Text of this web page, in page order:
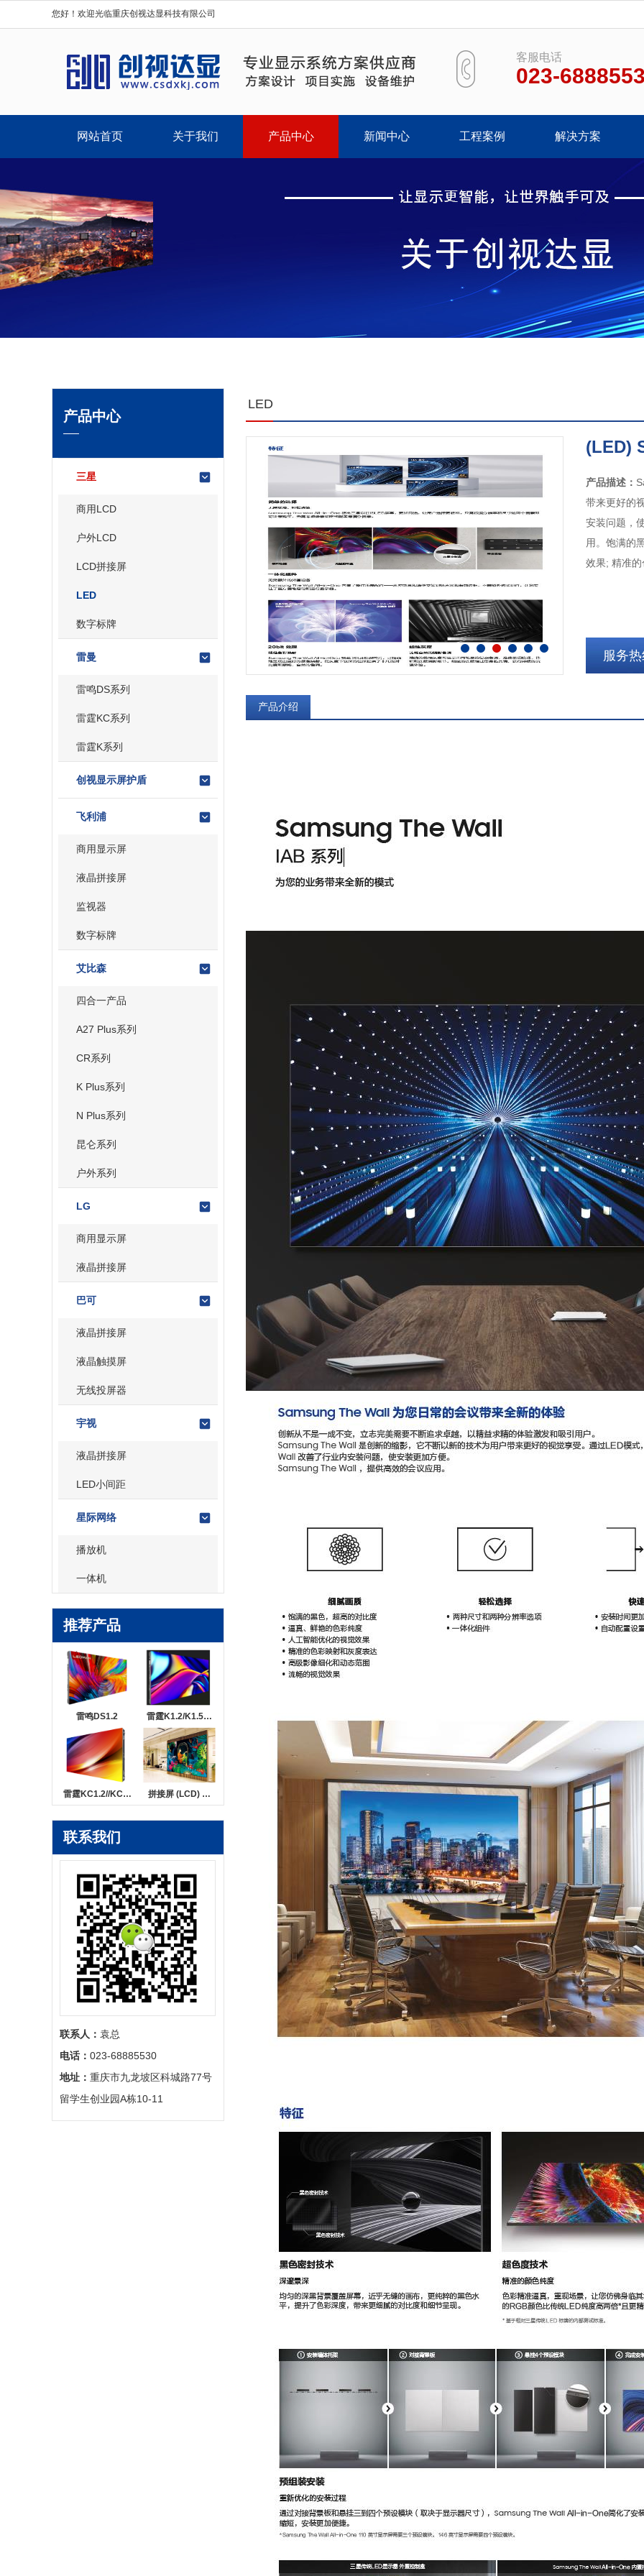
您好！欢迎光临重庆创视达显科技有限公司
客服电话
023-
网站首页 关于我们 产品中心 新闻中心 工程案例 解决方案
产品中心
三星
商用LCD
户外LCD
LCD拼接屏
LED
数字标牌
雷曼
雷鸣DS系列
雷霆KC系列
雷霆K系列
创视显示屏护盾
飞利浦
商用显示屏
液晶拼接屏
监视器
数字标牌
艾比森
四合一产品
A27 Plus系列
CR系列
K Plus系列
N Plus系列
昆仑系列
户外系列
LG
商用显示屏
液晶拼接屏
巴可
液晶拼接屏
液晶触摸屏
无线投屏器
宇视
液晶拼接屏
LED小间距
星际网络
播放机
一体机
推荐产品
雷鸣DS1.2 雷霆K1.2/K1.5…
雷霆KC1.2//KC… 拼接屏 (LCD) …
联系我们
联系人： 袁总
电话： 023-68885530
地址： 重庆市九龙坡区科城路77号
留学生创业园A栋10-11
LED
(LED)
产品描述：
带来更好的
安装问题，
用。饱满的
效果; 精准
服务
产品介绍